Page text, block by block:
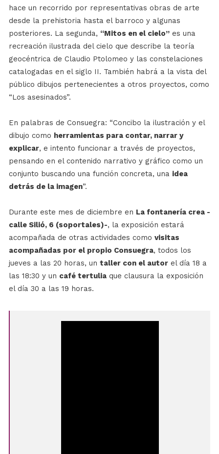
hace un recorrido por representativas obras de arte
desde la prehistoria hasta el barroco y algunas
posteriores. La segunda, “Mitos en el cielo”es una
recreación ilustrada del cielo que describe la teoría
geocéntrica de Claudio Ptolomeo y las constelaciones
catalogadas en el siglo II. También habrá a la vista del
público dibujos pertenecientes a otros proyectos, como
“Los asesinados”.
En palabras de Consuegra: “Concibo la ilustración y el
dibujo como herramientas para contar, narrar y
explicar, e intento funcionar a través de proyectos,
pensando en el contenido narrativo y gráfico como un
conjunto buscando una función concreta, una idea
detrás de la imagen”.
Durante este mes de diciembre en La fontanería crea -
calle Silió, 6 (soportales)-, la exposición estará
acompañada de otras actividades como visitas
acompañadas por el propio Consuegra, todos los
jueves a las 20 horas, un taller con el autorel día 18 a
las 18:30 y un café tertuliaque clausura la exposición
el día 30 a las 19 horas.